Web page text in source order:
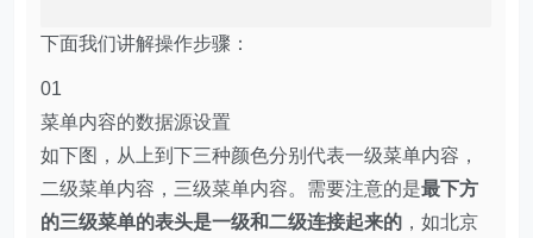
下面我们讲解操作步骤：
01
菜单内容的数据源设置
如下图，从上到下三种颜色分别代表一级菜单内容，
二级菜单内容，三级菜单内容。需要注意的是最下方
的三级菜单的表头是一级和二级连接起来的 ，如北京